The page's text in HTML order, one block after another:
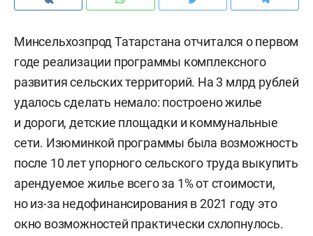
Минсельхозпрод Татарстана отчитался о первом
годе реализации программы комплексного
развития сельских территорий. На 3 млрд рублей
удалось сделать немало: построено жилье
и дороги, детские площадки и коммунальные
сети. Изюминкой программы была возможность
после 10 лет упорного сельского труда выкупить
арендуемое жилье всего за 1% от стоимости,
но из-за недофинансирования в 2021 году это
окно возможностей практически схлопнулось.